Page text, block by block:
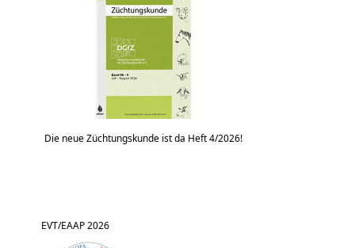
Die neue Züchtungskunde ist da Heft 4/2026!
EVT/EAAP 2026